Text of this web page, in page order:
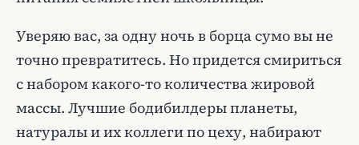
Уверяю вас, за одну ночь в борца сумо вы не
точно превратитесь. Но придется смириться
с набором какого-то количества жировой
массы. Лучшие бодибилдеры планеты,
натуралы и их коллеги по цеху, набирают